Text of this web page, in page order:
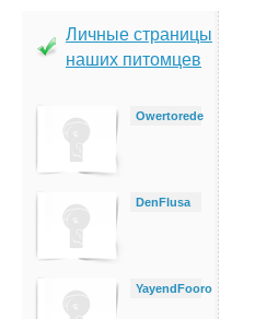
Личные страницы
наших питомцев
Owertorede
DenFlusa
YayendFooro